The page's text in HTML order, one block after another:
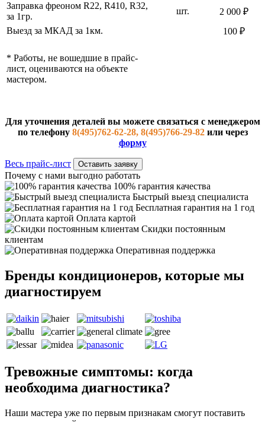
Заправка фреоном R22, R410, R32,
за 1гр.
шт.
2 000 ₽
Выезд за МКАД за 1км.
100 ₽
* Работы, не вошедшие в прайс-
лист, оцениваются на объекте
мастером.
Для уточнения деталей вы можете связаться с менеджером
по телефону 8(495)762-62-28, 8(495)766-29-82или через
форму
Весь прайс-лист Оставить заявку
Почему с нами выгодно работать
100% гарантия качества
Быстрый выезд специалиста
Бесплатная гарантия на 1 год
Оплата картой
Скидки постоянным
клиентам
Оперативная поддержка
Бренды кондиционеров, которые мы
диагностируем
Тревожные симптомы: когда
необходима диагностика?
Наши мастера уже по первым признакам смогут поставить